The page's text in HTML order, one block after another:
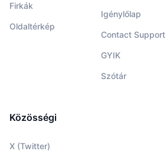
Firkák
Oldaltérkép
Igénylőlap
Contact Support
GYIK
Szótár
Közösségi
X (Twitter)